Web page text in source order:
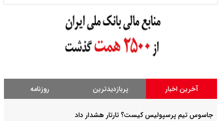
آخرین اخبار پربازدیدترین روزنامه
جاسوس تیم پرسپولیس کیست؟ تارتار هشدار داد